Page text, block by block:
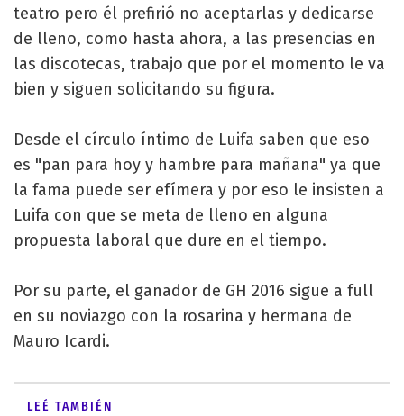
teatro pero él prefirió no aceptarlas y dedicarse
de lleno, como hasta ahora, a las presencias en
las discotecas, trabajo que por el momento le va
bien y siguen solicitando su figura.
Desde el círculo íntimo de Luifa saben que eso
es "pan para hoy y hambre para mañana" ya que
la fama puede ser efímera y por eso le insisten a
Luifa con que se meta de lleno en alguna
propuesta laboral que dure en el tiempo.
Por su parte, el ganador de GH 2016 sigue a full
en su noviazgo con la rosarina y hermana de
Mauro Icardi.
LEÉ TAMBIÉN